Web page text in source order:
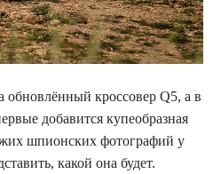
обновлённый кроссовер Q5, а в
добавится купеобразная
шпионских фотографий у
какой она будет.